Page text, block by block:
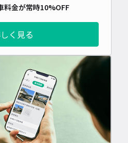
料金が常時10%OFF
く見る